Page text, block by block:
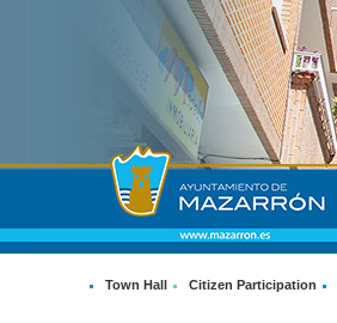
Town Hall Citizen Participation